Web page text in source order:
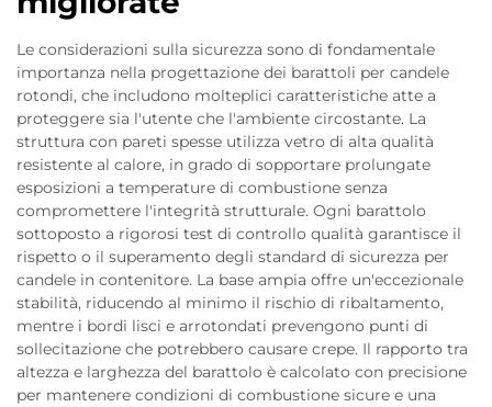
Le considerazioni sulla sicurezza sono di fondamentale
importanza nella progettazione dei barattoli per candele
rotondi, che includono molteplici caratteristiche atte a
proteggere sia l'utente che l'ambiente circostante. La
struttura con pareti spesse utilizza vetro di alta qualità
resistente al calore, in grado di sopportare prolungate
esposizioni a temperature di combustione senza
compromettere l'integrità strutturale. Ogni barattolo
sottoposto a rigorosi test di controllo qualità garantisce il
rispetto o il superamento degli standard di sicurezza per
candele in contenitore. La base ampia offre un'eccezionale
stabilità, riducendo al minimo il rischio di ribaltamento,
mentre i bordi lisci e arrotondati prevengono punti di
sollecitazione che potrebbero causare crepe. Il rapporto tra
altezza e larghezza del barattolo è calcolato con precisione
per mantenere condizioni di combustione sicure e una